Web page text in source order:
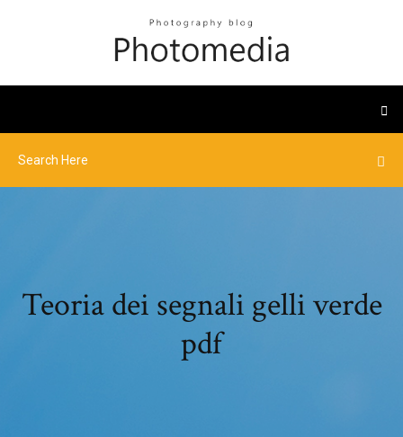
Teoria dei segnali gelli verde
pdf